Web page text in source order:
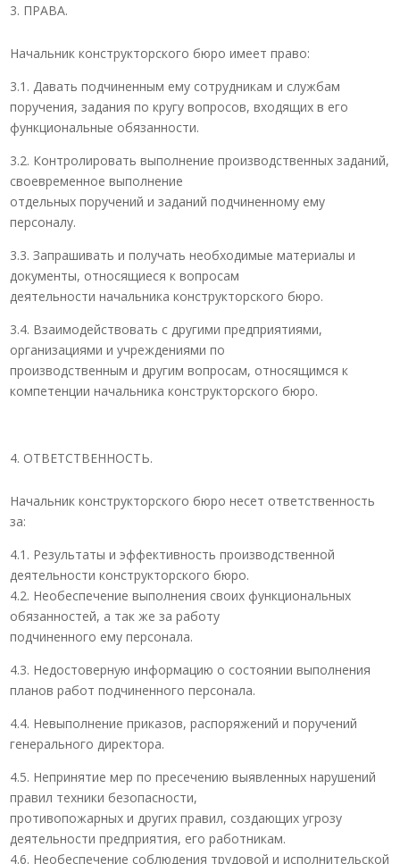
ПРАВА.
Начальник конструкторского бюро имеет право:
3.1. Давать подчиненным ему сотрудникам и службам
поручения, задания по кругу вопросов, входящих в его
функциональные обязанности.
3.2. Контролировать выполнение производственных заданий,
своевременное выполнение
отдельных поручений и заданий подчиненному ему
персоналу.
3.3. Запрашивать и получать необходимые материалы и
документы, относящиеся к вопросам
деятельности начальника конструкторского бюро.
3.4. Взаимодействовать с другими предприятиями,
организациями и учреждениями по
производственным и другим вопросам, относящимся к
компетенции начальника конструкторского бюро.
ОТВЕТСТВЕННОСТЬ.
Начальник конструкторского бюро несет ответственность
за:
4.1. Результаты и эффективность производственной
деятельности конструкторского бюро.
4.2. Необеспечение выполнения своих функциональных
обязанностей, а так же за работу
подчиненного ему персонала.
4.3. Недостоверную информацию о состоянии выполнения
планов работ подчиненного персонала.
4.4. Невыполнение приказов, распоряжений и поручений
генерального директора.
4.5. Непринятие мер по пресечению выявленных нарушений
правил техники безопасности,
противопожарных и других правил, создающих угрозу
деятельности предприятия, его работникам.
4.6. Необеспечение соблюдения трудовой и исполнительской